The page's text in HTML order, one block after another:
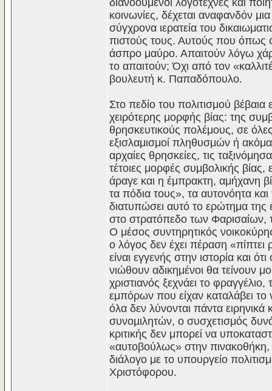
διανοούμενοι λογοτέχνες και
κοινωνίες, δέχεται αναφανδόν
σύγχρονα ιερατεία του
πιστούς τους. Αυτούς που όπως
άσπρο μαύρο. Απαιτούν λόγω
το απαιτούν; Όχι από τον
βουλευτή κ. Παπαδόπουλο.
Στο πεδίο του πολιτισμού
χειρότερης μορφής βίας: της
θρησκευτικούς πολέμους, σε
εξισλαμισμοί πληθυσμών ή ακόμα
αρχαίες θρησκείες, τις
τέτοιες μορφές συμβολικής
άραγε και η έμπρακτη, αμήχανη
τα πόδια τους», τα αυτονόητα
διατυπώσει αυτό το ερώτημα της
στο στρατόπεδο των Φαρισαίων,
Ο μέσος συντηρητικός
ο λόγος δεν έχει πέραση «πίπτει
είναι εγγενής στην ιστορία και
νιώθουν αδικημένοι θα τείνουν
χριστιανός ξεχνάει το
εμπόρων που είχαν καταλάβει το
όλα δεν λύνονται πάντα ειρηνικά
συνομιλητών, ο συσχετισμός
κριτικής δεν μπορεί να
«αυτοβούλως» στην
διάλογο με το υπουργείο
Χριστόφορου.